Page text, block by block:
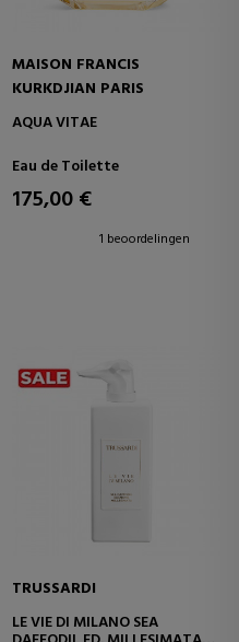
MAISON FRANCIS
KURKDJIAN PARIS
AQUA VITAE
Eau de Toilette
175,00 €
1 beoordelingen
TRUSSARDI
LE VIE DI MILANO SEA